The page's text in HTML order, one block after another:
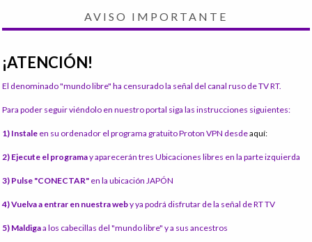
AVISO IMPORTANTE
¡ATENCIÓN!
El denominado "mundo libre" ha censurado la señal del canal ruso de TV RT.
Para poder seguir viéndolo en nuestro portal siga las instrucciones siguientes:
1) Instale en su ordenador el programa gratuito Proton VPN desdeaquí:
2) Ejecute el programay aparecerán tres Ubicaciones libres en la parte izquierda
3) Pulse "CONECTAR" en la ubicación JAPÓN
4) Vuelva a entrar en nuestra weby ya podrá disfrutar de la señal de RT TV
5) Maldigaa los cabecillas del "mundo libre" y a sus ancestros